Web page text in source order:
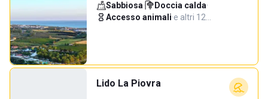
Sabbiosa· Doccia calda·
Accesso animali·e altri 12…
Lido La Piovra